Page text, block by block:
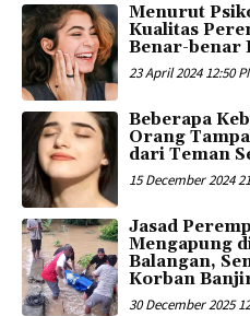
Menurut
Kualitas
Benar-benar
23 April 2024 12:50
Beberapa
Orang
dari Teman
15 December 2024
Jasad
Mengapung
Balangan,
Korban
30 December 2025